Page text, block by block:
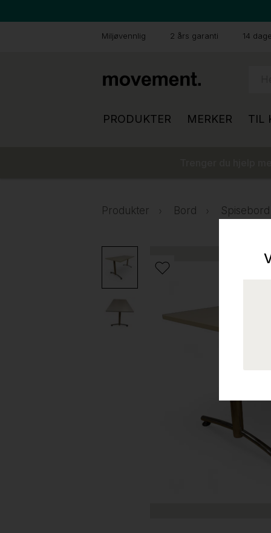
Miljøvennlig 2 års garanti 14
PRODUKTER MERKER TIL
Produkter Bord